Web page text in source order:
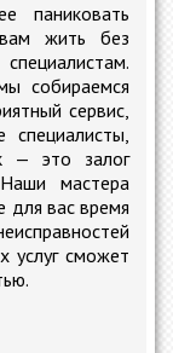
паниковать
жить без
собираемся
сервис,
специалисты,
— это залог
мастера
для вас время
услуг сможет